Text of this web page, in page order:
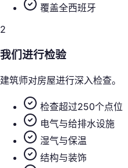
覆盖全西班牙
2
我们进行检验
建筑师对房屋进行深入检查。
检查超过250个点位
电气与给排水设施
湿气与保温
结构与装饰